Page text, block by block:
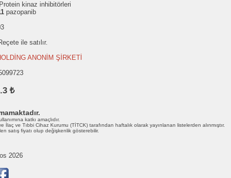
kinaz inhibitörleri
pazopanib
ile satılır.
ANONİM ŞİRKETİ
₺
katkı amaçlıdır.
İlaç ve Tıbbi Cihaz Kurumu (TİTCK) tarafından haftalık olarak yayınlanan listelerden alınmıştır.
satış fiyatı olup değişkenlik gösterebilir.
2026